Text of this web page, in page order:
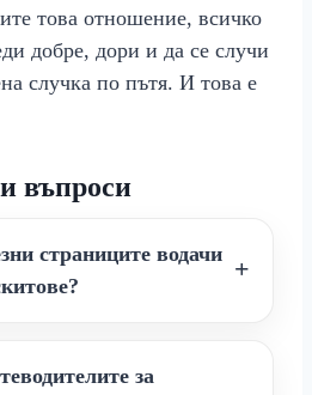
това отношение, всичко
добре, дори и да се случи
случка по пътя. И това е
въпроси
страниците водачи
за